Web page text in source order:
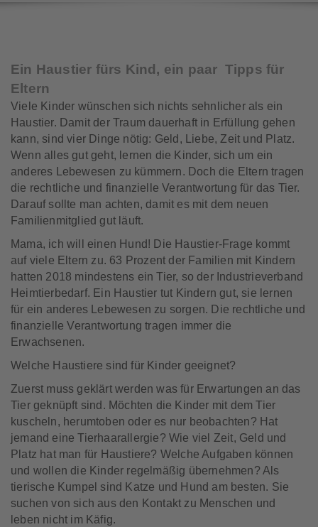
Ein Haustier fürs Kind, ein paar Tipps für
Eltern
Viele Kinder wünschen sich nichts sehnlicher als ein
Haustier. Damit der Traum dauer­haft in Erfüllung gehen
kann, sind vier Dinge nötig: Geld, Liebe, Zeit und Platz.
Wenn alles gut geht, lernen die Kinder, sich um ein
anderes Lebewesen zu kümmern. Doch die Eltern tragen
die recht­liche und finanzielle Verantwortung für das Tier.
Darauf sollte man achten, damit es mit dem neuen
Familien­mitglied gut läuft.
Mama, ich will einen Hund! Die Haustier-Frage kommt
auf viele Eltern zu. 63 Prozent der Familien mit Kindern
hatten 2018 mindestens ein Tier, so der Industrie­verband
Heimtierbedarf. Ein Haustier tut Kindern gut, sie lernen
für ein anderes Lebewesen zu sorgen. Die recht­liche und
finanzielle Verantwortung tragen immer die
Erwachsenen.
Welche Haustiere sind für Kinder geeignet?
Zuerst muss geklärt werden was für Erwartungen an das
Tier geknüpft sind. Möchten die Kinder mit dem Tier
kuscheln, herum­toben oder es nur beob­achten? Hat
jemand eine Tier­haarallergie? Wie viel Zeit, Geld und
Platz hat man für Haustiere? Welche Aufgaben können
und wollen die Kinder regel­mäßig über­nehmen? Als
tierische Kumpel sind Katze und Hund am besten. Sie
suchen von sich aus den Kontakt zu Menschen und
leben nicht im Käfig.